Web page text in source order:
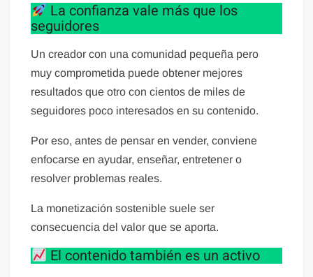
La confianza vale más que los
seguidores
Un creador con una comunidad pequeña pero
muy comprometida puede obtener mejores
resultados que otro con cientos de miles de
seguidores poco interesados en su contenido.
Por eso, antes de pensar en vender, conviene
enfocarse en ayudar, enseñar, entretener o
resolver problemas reales.
La monetización sostenible suele ser
consecuencia del valor que se aporta.
El contenido también es un activo